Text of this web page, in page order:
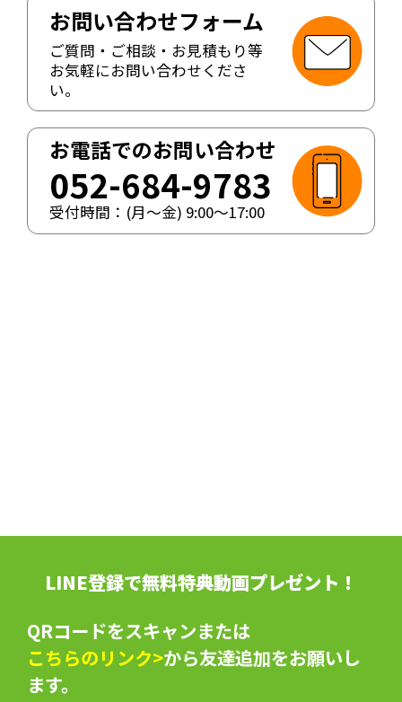
お問い合わせフォーム
ご質問・ご相談・お見積もり等
お気軽にお問い合わせくださ
い。
お電話でのお問い合わせ
052-684-9783
受付時間：(月〜金) 9:00〜17:00
LINE登録で無料特典動画プレゼント！
QRコードをスキャンまたは
こちらのリンク>から友達追加をお願いし
ます。